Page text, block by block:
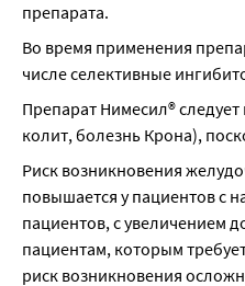
препарата.
Во время применения
числе селективные
Препарат Нимесил®
колит, болезнь Крона),
Риск возникновения
повышается у пациентов с
пациентов, с увеличением
пациентам, которым
риск возникновения